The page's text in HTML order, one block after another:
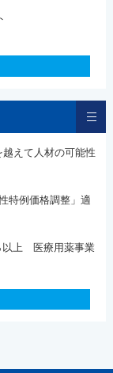
えて人材の可能性
特例価格調整」適
以上 医療用薬事業